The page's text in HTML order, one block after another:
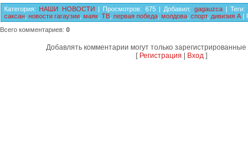
Категория: НАШИ НОВОСТИ | Просмотров: 675| Добавил: gagauzca |Теги:
саксан новости гагаузии маяк ТВ первая победа молдова спорт, дивизия А |
Всего комментариев: 0
Добавлять комментарии могут только
[ Регистрация Вход]